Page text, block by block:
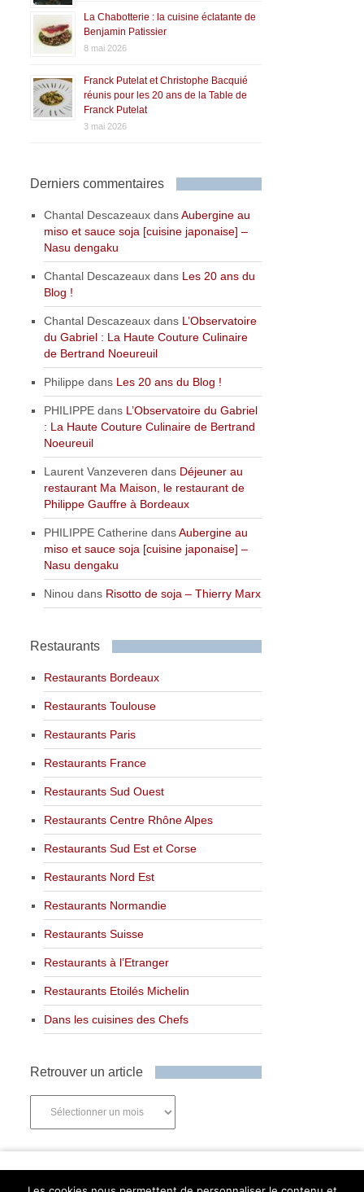
La Chabotterie : la cuisine éclatante de
Benjamin Patissier
8 mai 2026
Franck Putelat et Christophe Bacquié
réunis pour les 20 ans de la Table de
Franck Putelat
3 mai 2026
Derniers commentaires
Chantal Descazeaux dansAubergine au
miso et sauce soja [cuisine japonaise] –
Nasu dengaku
Chantal Descazeaux dans Les 20 ans du
Blog !
Chantal Descazeaux dans L’Observatoire
du Gabriel : La Haute Couture Culinaire
de Bertrand Noeureuil
Philippe dans Les 20 ans du Blog !
PHILIPPE dans L’Observatoire du Gabriel
: La Haute Couture Culinaire de Bertrand
Noeureuil
Laurent Vanzeveren dans Déjeuner au
restaurant Ma Maison, le restaurant de
Philippe Gauffre à Bordeaux
PHILIPPE Catherine dansAubergine au
miso et sauce soja [cuisine japonaise] –
Nasu dengaku
Ninou dans Risotto de soja – Thierry Marx
Restaurants
Restaurants Bordeaux
Restaurants Toulouse
Restaurants Paris
Restaurants France
Restaurants Sud Ouest
Restaurants Centre Rhône Alpes
Restaurants Sud Est et Corse
Restaurants Nord Est
Restaurants Normandie
Restaurants Suisse
Restaurants à l’Etranger
Restaurants Etoilés Michelin
Dans les cuisines des Chefs
Retrouver un article